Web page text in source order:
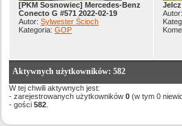
[PKM Sosnowiec] Mercedes-Benz
Conecto G #571 2022-02-19
Autor: Sylwester Ścioch
Kategoria: GOP
Jelcz
Autor:
Aktywnych użytkowników: 582
W tej chwili aktywnych jest:
- zarejestrowanych użytkowników 0 (w tym 0
- gości 582